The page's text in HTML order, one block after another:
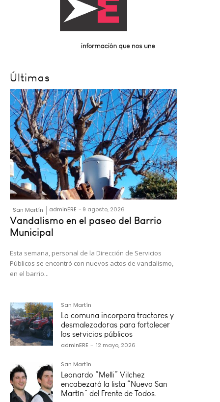
Últimas
San Martín adminERE - 9 agosto, 2026
Vandalismo en el paseo del Barrio
Municipal
Esta semana, personal de la Dirección de Servicios
Públicos se encontró con nuevos actos de vandalismo,
en el barrio...
San Martín
La comuna incorpora tractores y
desmalezadoras para fortalecer
los servicios públicos
adminERE - 12 mayo, 2026
San Martín
Leonardo “Melli” Vilchez
encabezará la lista “Nuevo San
Martín” del Frente de Todos.